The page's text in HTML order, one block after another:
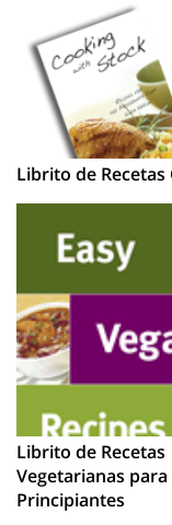
Librito de Recetas
Librito de Recetas
Vegetarianas para
Principiantes